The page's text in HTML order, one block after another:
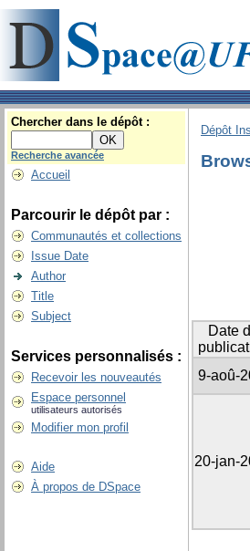
Chercher dans le dépôt :
Recherche avancée
Accueil
Parcourir le dépôt par :
Communautés et collections
Issue Date
Author
Title
Subject
Services personnalisés :
Recevoir les nouveautés
Espace personnel
utilisateurs autorisés
Modifier mon profil
Aide
À propos de DSpace
Dépôt
Date
9-aoû-
20-jan-